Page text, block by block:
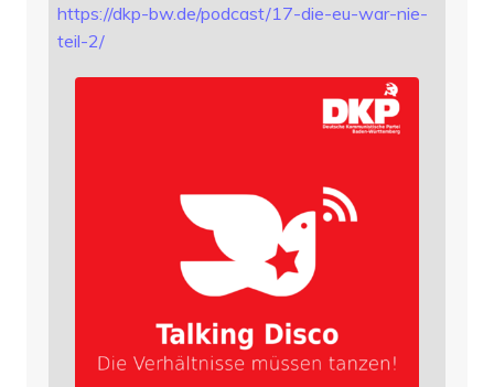
https://dkp-bw.de/podcast/17-die-eu-war-nie-
teil-2/